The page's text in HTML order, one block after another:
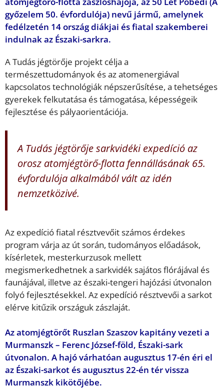
győzelem 50. évfordulója) nevű jármű, amelynek
fedélzetén 14 ország diákjai és fiatal szakemberei
indulnak az Északi-sarkra.
A Tudás jégtörője projekt célja a
természettudományok és az atomenergiával
kapcsolatos technológiák népszerűsítése, a tehetséges
gyerekek felkutatása és támogatása, képességeik
fejlesztése és pályaorientációja.
A Tudás jégtörője sarkvidéki expedíció az
orosz atomjégtörő-flotta fennállásának 65.
évfordulója alkalmából vált az idén
nemzetközivé.
Az expedíció fiatal résztvevőit számos érdekes
program várja az út során, tudományos előadások,
kísérletek, mesterkurzusok mellett
megismerkedhetnek a sarkvidék sajátos flórájával és
faunájával, illetve az északi-tengeri hajózási útvonalon
folyó fejlesztésekkel. Az expedíció résztvevői a sarkot
elérve kitűzik országuk zászlaját.
Az atomjégtörőt Ruszlan Szaszov kapitány vezeti a
Murmanszk – Ferenc József-föld, Északi-sark
útvonalon. A hajó várhatóan augusztus 17-én éri el
az Északi-sarkot és augusztus 22-én tér vissza
Murmanszk kikötőjébe.